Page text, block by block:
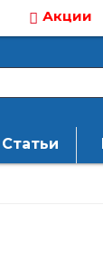
Акции
Статьи